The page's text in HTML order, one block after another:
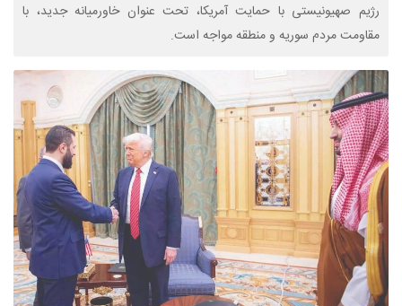
رژیم صهیونیستی با حمایت آمریکا، تحت عنوان خاورمیانه جدید، با
مقاومت مردم سوریه و منطقه مواجه است.